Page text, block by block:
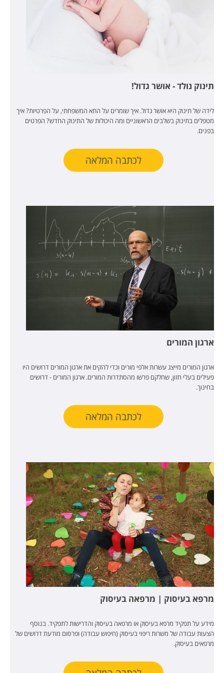
תינוק נולד - אושר גדול!
לידה של תינוק היא אושר גדול. איך שומרים על התא המשפחתי, על הפרטיות? איך
מטפלים בתינוק בשלבים הראשוניים ומה היכולות של התינוק החדש? הפרטים
בפנים.
לכתבה המלאה
ארגון המורים
ארגון המורים מייצג עשרות אלפי מורים וכדי להקים את ארגון המורים דרושים היו
פעילים בעלי חזון, שחלקם פרשו מהסתדרות המורים. ארגון המורים - דרושים
בחינוך.
לכתבה המלאה
מרפא בעיסוק | מרפאה בעיסוק
מידע על תפקיד מרפא בעיסוק או מרפאה בעיסוק והדרישות לתפקיד. בנוסף
הצעות עבודה של משרות ריפוי בעיסוק (חיפוש עבודה) ופרסום מודעת דרושים של
מרפאים בעיסוק.